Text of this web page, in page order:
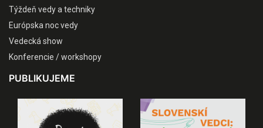
Týždeň vedy a techniky
Európska noc vedy
Vedecká show
Konferencie / workshopy
PUBLIKUJEME